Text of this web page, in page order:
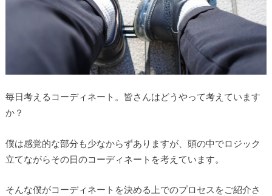
毎日考えるコーディネート。皆さんはどうやって考えています
か？
僕は感覚的な部分も少なからずありますが、頭の中でロジック
立てながらその日のコーディネートを考えています。
そんな僕がコーディネートを決める上でのプロセスをご紹介さ